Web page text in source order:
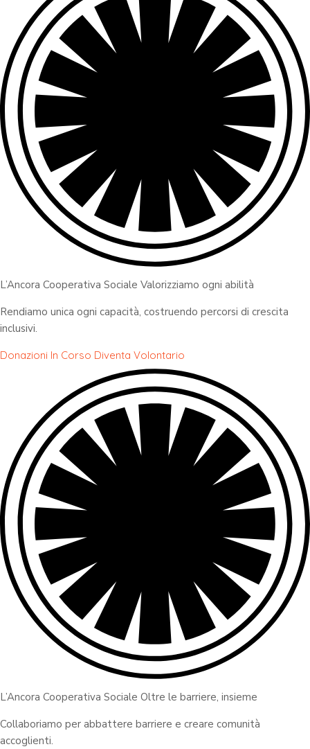
L’Ancora Cooperativa Sociale Valorizziamo ogni abilità
Rendiamo unica ogni capacità, costruendo percorsi di crescita
inclusivi.
Donazioni In Corso Diventa Volontario
L’Ancora Cooperativa Sociale Oltre le barriere, insieme
Collaboriamo per abbattere barriere e creare comunità
accoglienti.